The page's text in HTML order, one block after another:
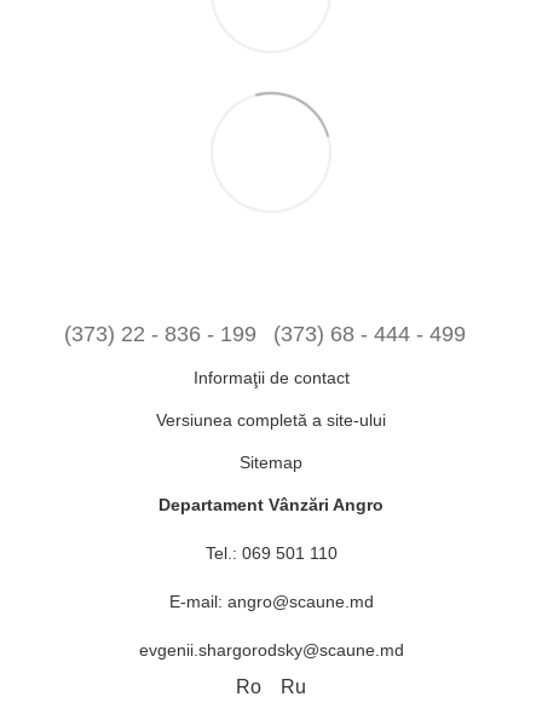
(373) 22 - 836 - 199 (373) 68 - 444 - 499
Informaţii de contact
Versiunea completă a site-ului
Sitemap
Departament Vânzări Angro
Tel.: 069 501 110
E-mail: angro@scaune.md
evgenii.shargorodsky@scaune.md
Ro Ru